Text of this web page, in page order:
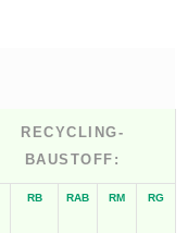
RECYCLING-
BAUSTOFF:
RB RAB RM RG